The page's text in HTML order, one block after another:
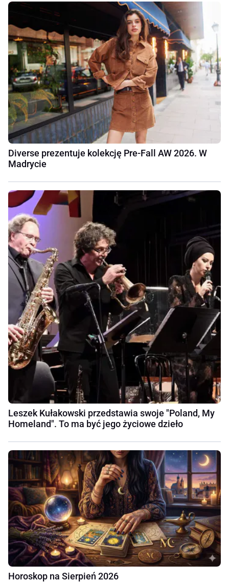
Diverse prezentuje kolekcję Pre-Fall AW 2026. W
Madrycie
Leszek Kułakowski przedstawia swoje "Poland, My
Homeland". To ma być jego życiowe dzieło
Horoskop na Sierpień 2026